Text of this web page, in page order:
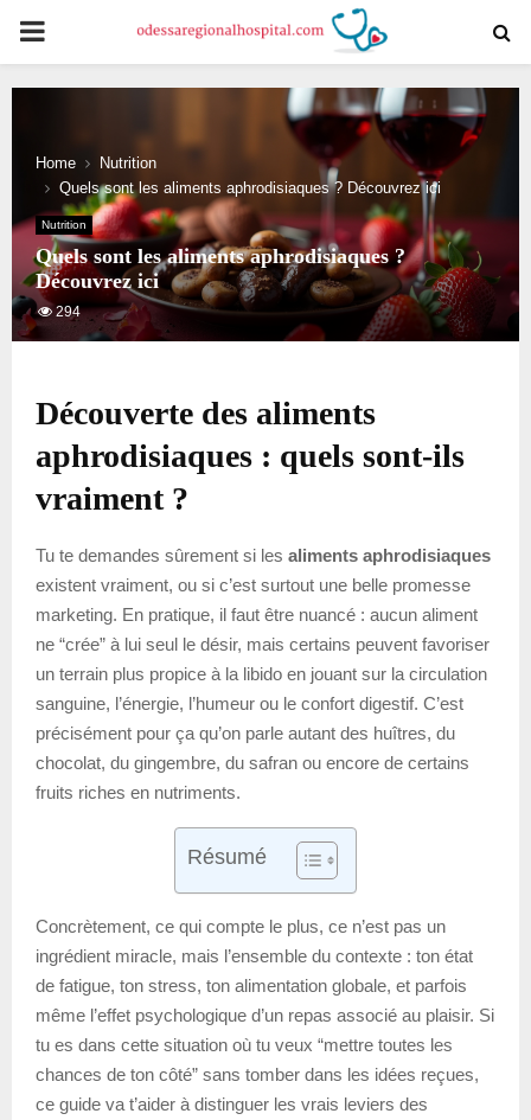
PRIMARY
MENU
Home
Nutrition
Quels sont les aliments aphrodisiaques ? Découvrez ici
Nutrition
Quels sont les aliments aphrodisiaques ?
Découvrez ici
294
Découverte des aliments
aphrodisiaques : quels sont-ils
vraiment ?
Tu te demandes sûrement si les aliments aphrodisiaques
existent vraiment, ou si c’est surtout une belle promesse
marketing. En pratique, il faut être nuancé : aucun aliment
ne “crée” à lui seul le désir, mais certains peuvent favoriser
un terrain plus propice à la libido en jouant sur la circulation
sanguine, l’énergie, l’humeur ou le confort digestif. C’est
précisément pour ça qu’on parle autant des huîtres, du
chocolat, du gingembre, du safran ou encore de certains
fruits riches en nutriments.
Résumé
Concrètement, ce qui compte le plus, ce n’est pas un
ingrédient miracle, mais l’ensemble du contexte : ton état
de fatigue, ton stress, ton alimentation globale, et parfois
même l’effet psychologique d’un repas associé au plaisir. Si
tu es dans cette situation où tu veux “mettre toutes les
chances de ton côté” sans tomber dans les idées reçues,
ce guide va t’aider à distinguer les vrais leviers des